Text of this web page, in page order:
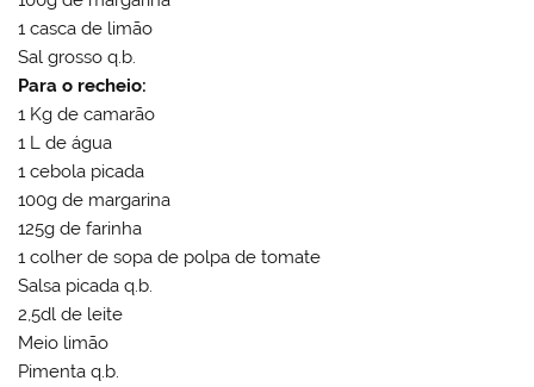
1 casca de limão
Sal grosso q.b.
Para o recheio:
1 Kg de camarão
1 L de água
1 cebola picada
100g de margarina
125g de farinha
1 colher de sopa de polpa de tomate
Salsa picada q.b.
2,5dl de leite
Meio limão
Pimenta q.b.